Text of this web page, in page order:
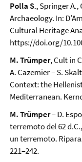
Polla S., Springer A.,
Archaeology. In:
Cultural Heritage
https://doi.org/
M. Trümper, Cult in
A. Cazemier – S.
Context: the
Mediterranean.
M. Trümper– D.
terremoto del 62
un terremoto.
221–242.